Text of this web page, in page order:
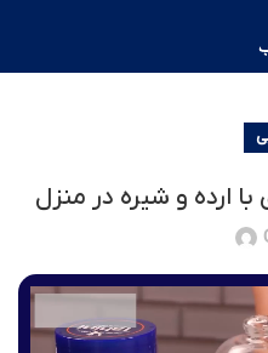
ارده و شیره در منزل